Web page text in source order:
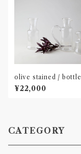
olive stained / bottle
¥22,000
CATEGORY